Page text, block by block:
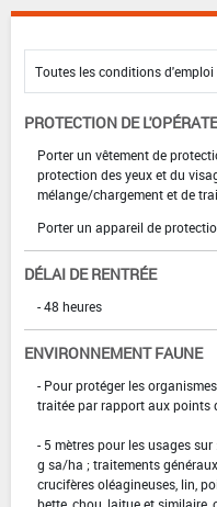
PROTECTION DE
Porter un vêtement de
protection des yeux et du
mélange/chargement et de
Porter un appareil de
DÉLAI DE RENTRÉE
- 48 heures
ENVIRONNEMENT FAUNE
- Pour protéger les
traitée par rapport aux points
- 5 mètres pour les usages
g sa/ha ; traitements
crucifères oléagineuses, lin,
bette, chou, laitue et similaire,